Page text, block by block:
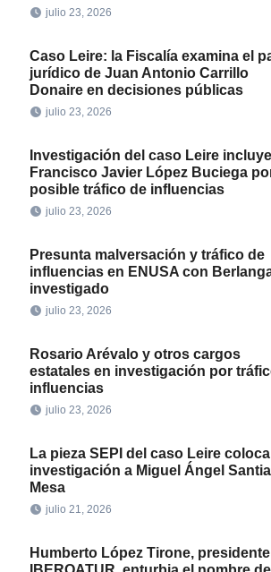
julio 23, 2026
Caso Leire: la Fiscalía examina el
jurídico de Juan Antonio Carrillo
Donaire en decisiones públicas
julio 23, 2026
Investigación del caso Leire
Francisco Javier López Buciega
posible tráfico de influencias
julio 23, 2026
Presunta malversación y tráfico de
influencias en ENUSA con
investigado
julio 23, 2026
Rosario Arévalo y otros cargos
estatales en investigación por
influencias
julio 23, 2026
La pieza SEPI del caso Leire
investigación a Miguel Ángel
Mesa
julio 21, 2026
Humberto López Tirone,